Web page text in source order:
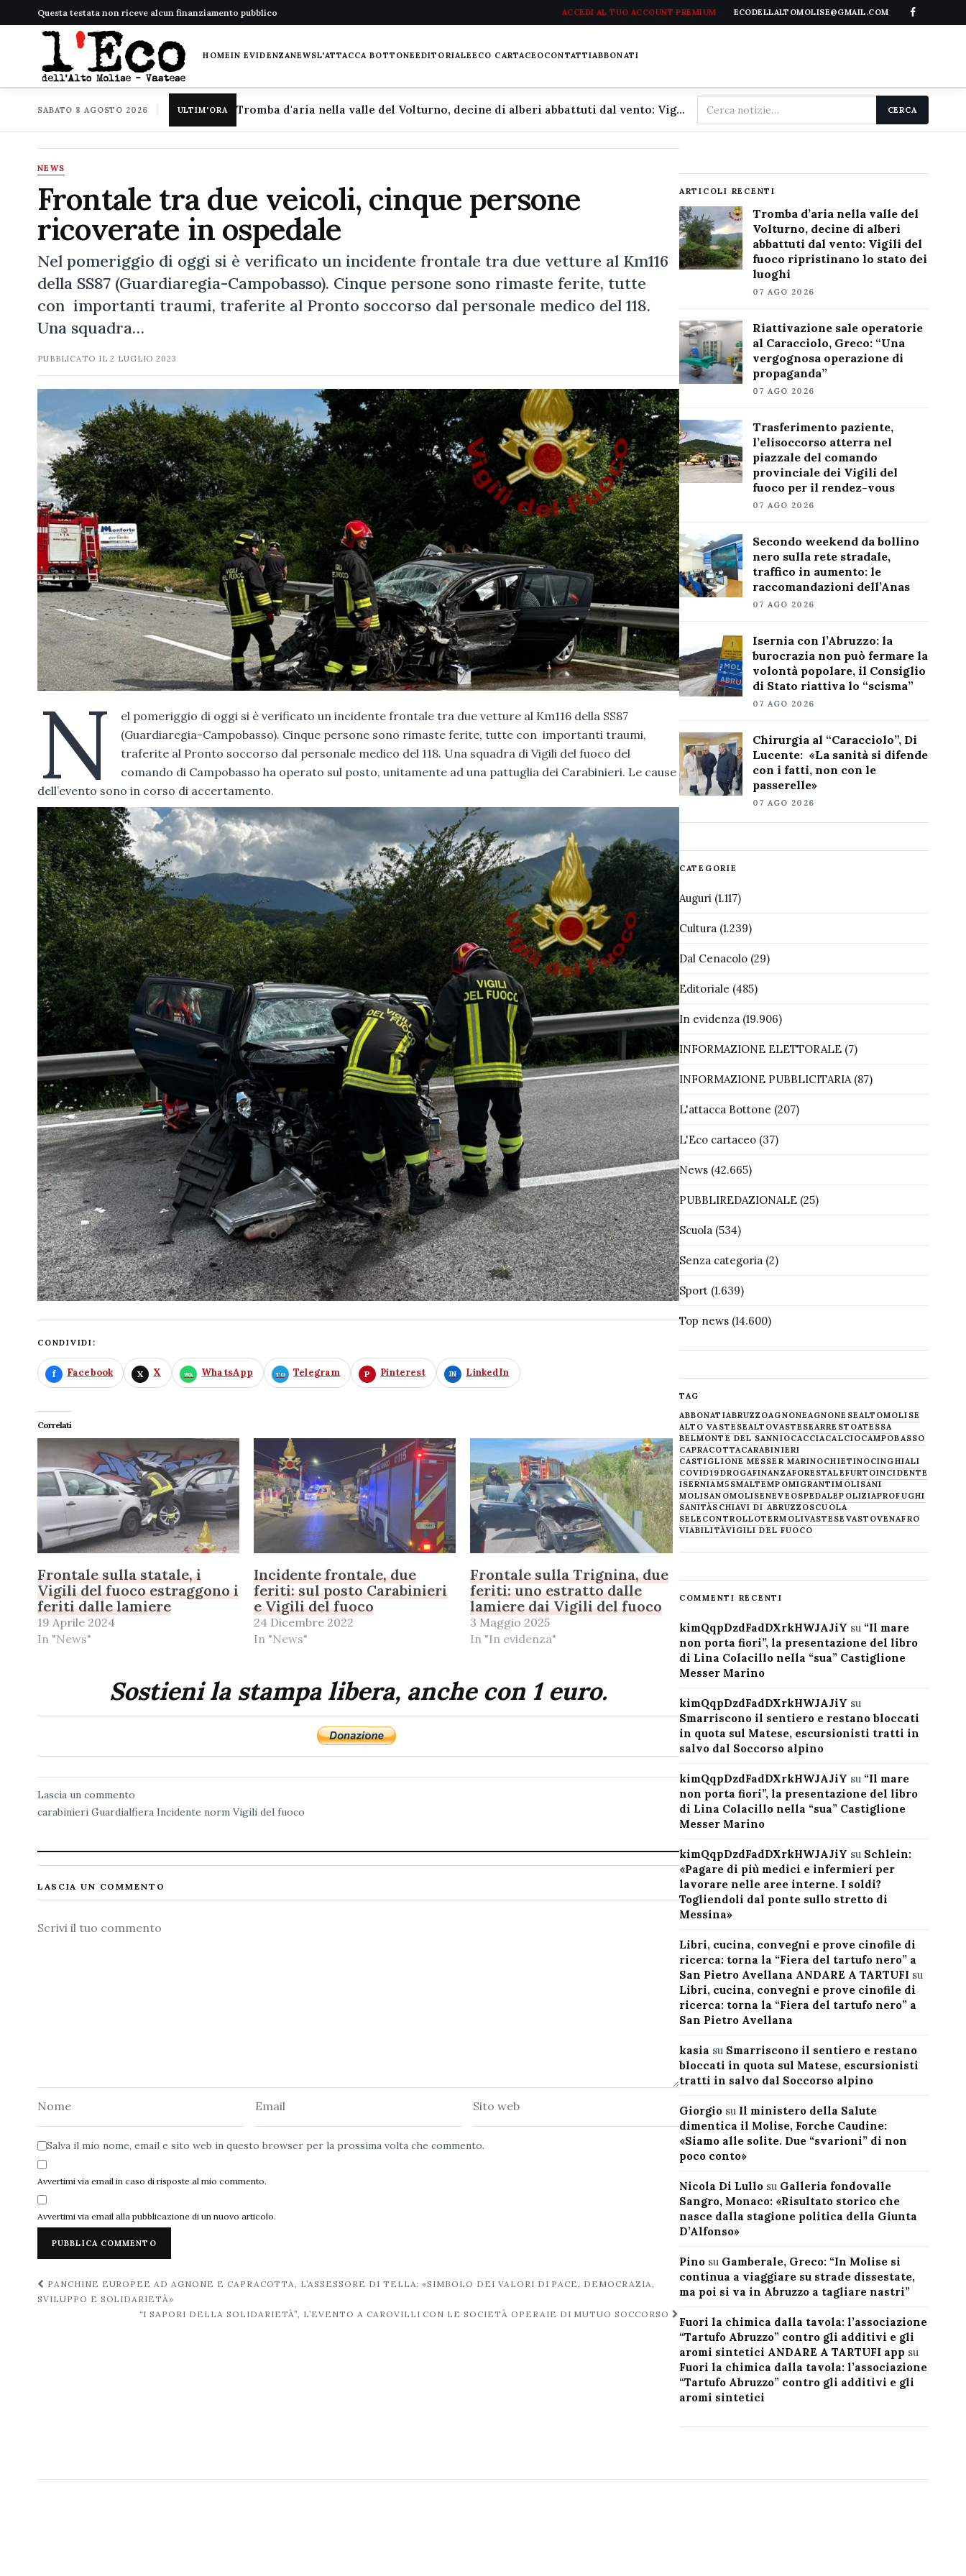
Questa testata non riceve alcun finanziamento pubblico ACCEDI AL TUO ACCOUNT PREMIUM ECODELLALTOMOLISE@GMAIL.COM
HOMEIN EVIDENZANEWSL'ATTACCA BOTTONEEDITORIALEECO CARTACEOCONTATTIABBONATI
SABATO 8 AGOSTO 2026 ULTIM'ORA Tromba d'aria nella valle del Volturno, decine di alberi abbattuti dal vento: Vigili del fuoco ripristinano lo stato dei luoghi
Cerca
nel
CERCA
NEWS
Frontale tra due veicoli, cinque persone
ricoverate in ospedale
Nel pomeriggio di oggi si è verificato un incidente frontale tra due vetture al Km116
della SS87 (Guardiaregia-Campobasso). Cinque persone sono rimaste ferite, tutte
con importanti traumi, traferite al Pronto soccorso dal personale medico del 118.
Una squadra…
PUBBLICATO IL2 LUGLIO 2023
N
el pomeriggio di oggi si è verificato un incidente frontale tra due vetture al Km116 della SS87
(Guardiaregia-Campobasso). Cinque persone sono rimaste ferite, tutte con importanti traumi,
traferite al Pronto soccorso dal personale medico del 118. Una squadra di Vigili del fuoco del
comando di Campobasso ha operato sul posto, unitamente ad una pattuglia dei Carabinieri. Le cause
dell’evento sono in corso di accertamento.
CONDIVIDI:
Facebook X WhatsApp Telegram Pinterest LinkedIn
Correlati
Frontale sulla statale, i
Vigili del fuoco estraggono i
feriti dalle lamiere
19 Aprile 2024
In "News"
Incidente frontale, due
feriti: sul posto Carabinieri
e Vigili del fuoco
24 Dicembre 2022
In "News"
Frontale sulla Trignina, due
feriti: uno estratto dalle
lamiere dai Vigili del fuoco
3 Maggio 2025
In "In evidenza"
Sostieni la stampa libera, anche con 1 euro.
Lascia un commento
carabinieri Guardialfiera Incidente norm Vigili del fuoco
LASCIA UN COMMENTO
Commento
Salva il mio nome, email e sito web in questo browser per la prossima volta che commento.
Avvertimi via email in caso di risposte al mio commento.
Avvertimi via email alla pubblicazione di un nuovo articolo.
Navigazione
post
PANCHINE EUROPEE AD AGNONE E CAPRACOTTA, L’ASSESSORE DI TELLA: «SIMBOLO DEI VALORI DI PACE, DEMOCRAZIA,
SVILUPPO E SOLIDARIETÀ»
“I SAPORI DELLA SOLIDARIETÀ”, L’EVENTO A CAROVILLI CON LE SOCIETÀ OPERAIE DI MUTUO SOCCORSO
ARTICOLI RECENTI
Tromba d’aria nella valle del
Volturno, decine di alberi
abbattuti dal vento: Vigili del
fuoco ripristinano lo stato dei
luoghi
07 AGO 2026
Riattivazione sale operatorie
al Caracciolo, Greco: “Una
vergognosa operazione di
propaganda”
07 AGO 2026
Trasferimento paziente,
l’elisoccorso atterra nel
piazzale del comando
provinciale dei Vigili del
fuoco per il rendez-vous
07 AGO 2026
Secondo weekend da bollino
nero sulla rete stradale,
traffico in aumento: le
raccomandazioni dell’Anas
07 AGO 2026
Isernia con l’Abruzzo: la
burocrazia non può fermare la
volontà popolare, il Consiglio
di Stato riattiva lo “scisma”
07 AGO 2026
Chirurgia al “Caracciolo”, Di
Lucente: «La sanità si difende
con i fatti, non con le
passerelle»
07 AGO 2026
CATEGORIE
Auguri(1.117)
Cultura(1.239)
Dal Cenacolo(29)
Editoriale (485)
In evidenza(19.906)
INFORMAZIONE ELETTORALE(7)
INFORMAZIONE PUBBLICITARIA(87)
L'attacca Bottone (207)
L'Eco cartaceo(37)
News(42.665)
PUBBLIREDAZIONALE(25)
Scuola(534)
Senza categoria(2)
Sport(1.639)
Top news(14.600)
TAG
ABBONATIABRUZZOAGNONEAGNONESEALTOMOLISE
ALTO VASTESEALTOVASTESEARRESTOATESSA
BELMONTE DEL SANNIOCACCIACALCIOCAMPOBASSO
CAPRACOTTACARABINIERI
CASTIGLIONE MESSER MARINOCHIETINOCINGHIALI
COVID19DROGAFINANZAFORESTALEFURTOINCIDENTE
ISERNIAM5SMALTEMPOMIGRANTIMOLISANI
MOLISANOMOLISENEVE OSPEDALEPOLIZIAPROFUGHI
SANITÀSCHIAVI DI ABRUZZOSCUOLA
SELECONTROLLOTERMOLIVASTESE VASTOVENAFRO
VIABILITÀVIGILI DEL FUOCO
COMMENTI RECENTI
kimQqpDzdFadDXrkHWJAJiY su “Il mare
non porta fiori”, la presentazione del libro
di Lina Colacillo nella “sua” Castiglione
Messer Marino
kimQqpDzdFadDXrkHWJAJiY su
Smarriscono il sentiero e restano bloccati
in quota sul Matese, escursionisti tratti in
salvo dal Soccorso alpino
kimQqpDzdFadDXrkHWJAJiY su “Il mare
non porta fiori”, la presentazione del libro
di Lina Colacillo nella “sua” Castiglione
Messer Marino
kimQqpDzdFadDXrkHWJAJiY su Schlein:
«Pagare di più medici e infermieri per
lavorare nelle aree interne. I soldi?
Togliendoli dal ponte sullo stretto di
Messina»
Libri, cucina, convegni e prove cinofile di
ricerca: torna la “Fiera del tartufo nero” a
San Pietro Avellana ANDARE A TARTUFI su
Libri, cucina, convegni e prove cinofile di
ricerca: torna la “Fiera del tartufo nero” a
San Pietro Avellana
kasia su Smarriscono il sentiero e restano
bloccati in quota sul Matese, escursionisti
tratti in salvo dal Soccorso alpino
Giorgiosu Il ministero della Salute
dimentica il Molise, Forche Caudine:
«Siamo alle solite. Due “svarioni” di non
poco conto»
Nicola Di Lullosu Galleria fondovalle
Sangro, Monaco: «Risultato storico che
nasce dalla stagione politica della Giunta
D’Alfonso»
Pinosu Gamberale, Greco: “In Molise si
continua a viaggiare su strade dissestate,
ma poi si va in Abruzzo a tagliare nastri”
Fuori la chimica dalla tavola: l’associazione
“Tartufo Abruzzo” contro gli additivi e gli
aromi sintetici ANDARE A TARTUFI app su
Fuori la chimica dalla tavola: l’associazione
“Tartufo Abruzzo” contro gli additivi e gli
aromi sintetici